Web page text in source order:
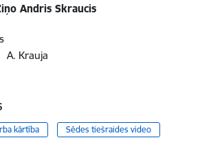
Andris Skraucis
kārtība Sēdes tiešraides video